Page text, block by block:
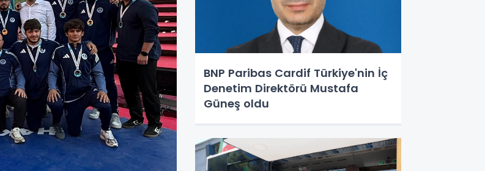
BNP Paribas Cardif Türkiye'nin İç
Denetim Direktörü Mustafa
Güneş oldu